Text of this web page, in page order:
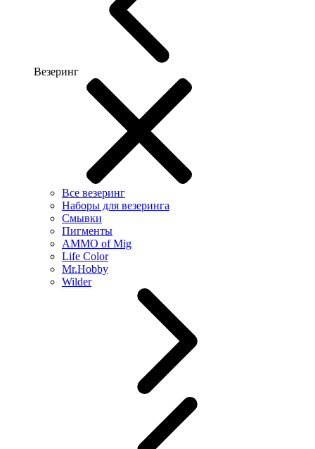
Везеринг
Все везеринг
Наборы для везеринга
Смывки
Пигменты
AMMO of Mig
Life Color
Mr.Hobby
Wilder